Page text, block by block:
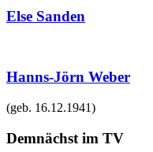
Else Sanden
Hanns-Jörn Weber
(geb. 16.12.1941)
Demnächst im TV